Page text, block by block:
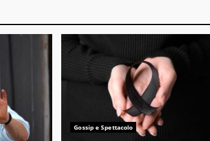
Gossip e Spettacolo